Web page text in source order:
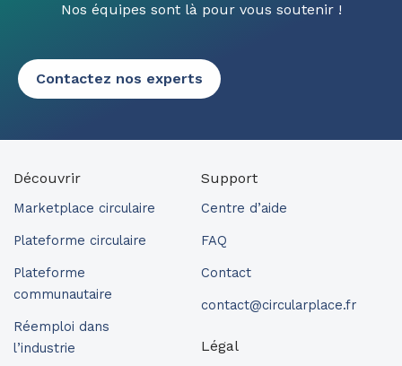
Nos équipes sont là pour vous soutenir !
Contactez nos experts
Découvrir
Marketplace circulaire
Plateforme circulaire
Plateforme
communautaire
Réemploi dans
l’industrie
Support
Centre d’aide
FAQ
Contact
contact@circularplace.fr
Légal